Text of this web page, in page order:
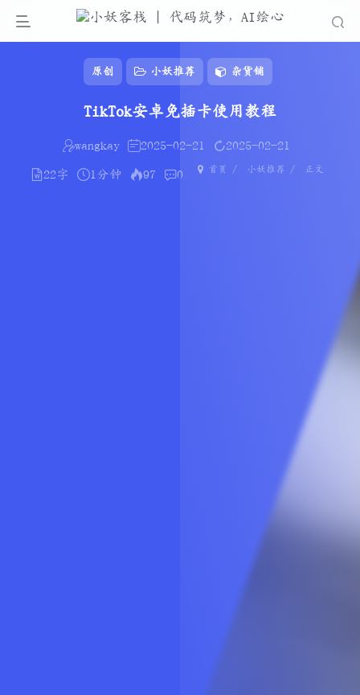
原创 小妖推荐 杂货铺
TikTok安卓免插卡使用教程
wangkay 2025-02-21 2025-02-21
22字 1分钟 97 0 首页 小妖推荐 正文